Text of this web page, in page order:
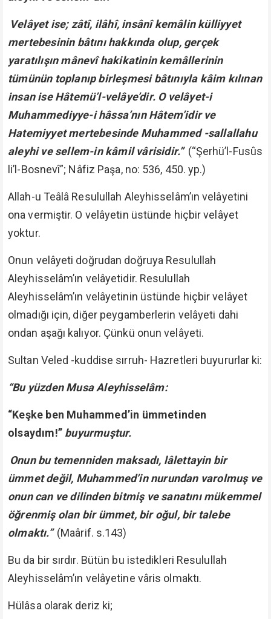
Velâyet ise; zâtî, ilâhî, insânî kemâlin külliyyet
mertebesinin bâtını hakkında olup, gerçek
yaratılışın mânevî hakikatinin kemâllerinin
tümünün toplanıp birleşmesi bâtınıyla kâim kılınan
insan ise Hâtemü’l-velâye’dir. O velâyet-i
Muhammediyye-i hâssa’nın Hâtem’idir ve
Hatemiyyet mertebesinde Muhammed -sallallahu
aleyhi ve sellem-in kâmil vârisidir.” (“Şerhü’l-Fusûs
li’l-Bosnevî”; Nâfiz Paşa, no: 536, 450. yp.)
Allah-u Teâlâ Resulullah Aleyhisselâm’ın velâyetini
ona vermiştir. O velâyetin üstünde hiçbir velâyet
yoktur.
Onun velâyeti doğrudan doğruya Resulullah
Aleyhisselâm’ın velâyetidir. Resulullah
Aleyhisselâm’ın velâyetinin üstünde hiçbir velâyet
olmadığı için, diğer peygamberlerin velâyeti dahi
ondan aşağı kalıyor. Çünkü onun velâyeti.
Sultan Veled -kuddise sırruh- Hazretleri buyururlar ki:
“Bu yüzden Musa Aleyhisselâm:
“Keşke ben Muhammed’in ümmetinden
olsaydım!” buyurmuştur.
Onun bu temenniden maksadı, lâlettayin bir
ümmet değil, Muhammed’in nurundan varolmuş ve
onun can ve dilinden bitmiş ve sanatını mükemmel
öğrenmiş olan bir ümmet, bir oğul, bir talebe
olmaktı.” (Maârif. s.143)
Bu da bir sırdır. Bütün bu istedikleri Resulullah
Aleyhisselâm’ın velâyetine vâris olmaktı.
Hülâsa olarak deriz ki;